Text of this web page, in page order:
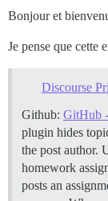
Bonjour et
Je pense que cette
Discourse
Github: GitHub
plugin hides
the post author.
homework
posts an